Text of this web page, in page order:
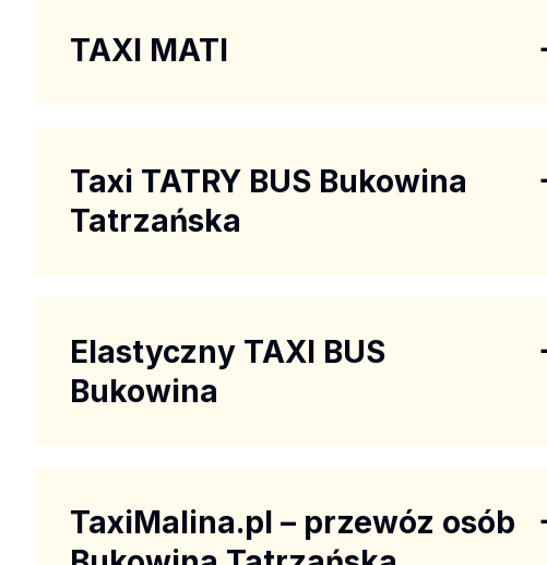
TAXI MATI
Taxi TATRY BUS Bukowina
Tatrzańska
Elastyczny TAXI BUS
Bukowina
TaxiMalina.pl – przewóz osób